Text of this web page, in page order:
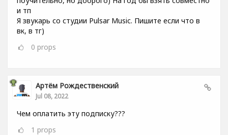
и тп
Я звукарь со студии Pulsar Music. Пишите если что в
вк, в тг)
0 props
Артём Рождественский
Jul 08, 2022
Чем оплатить эту подписку???
1 props